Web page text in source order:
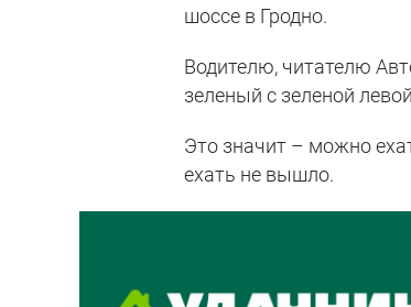
шоссе в Гродно.
Водителю, читателю
зеленый с зеленой
Это значит – можно
ехать не вышло.